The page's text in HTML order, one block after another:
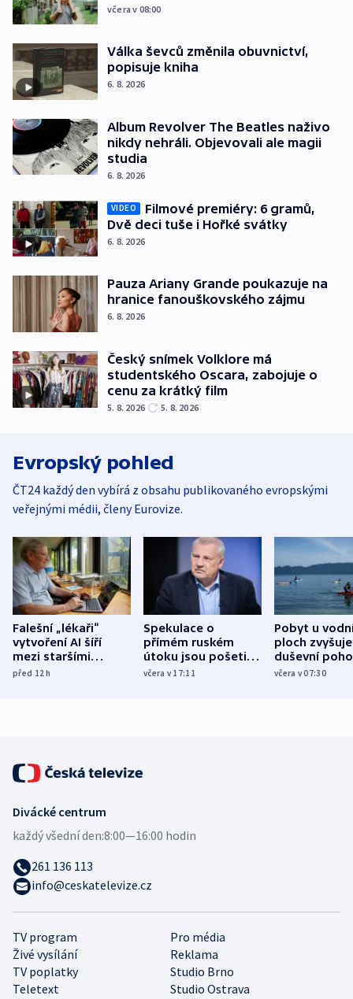
včera v 08:00
Válka ševců změnila obuvnictví,
popisuje kniha
6. 8. 2026
Album Revolver The Beatles naživo
nikdy nehráli. Objevovali ale magii
studia
6. 8. 2026
VIDEO
Filmové premiéry: 6 gramů,
Dvě deci tuše i Hořké svátky
6. 8. 2026
Pauza Ariany Grande poukazuje na
hranice fanouškovského zájmu
6. 8. 2026
Český snímek Volklore má
studentského Oscara, zabojuje o
cenu za krátký film
5. 8. 2026 5. 8. 2026
Evropský pohled
ČT24 každý den vybírá z obsahu publikovaného evropskými
veřejnými médii, členy Eurovize.
Falešní „lékaři“
vytvoření AI šíří
mezi staršími
Poláky nebezpečné
před 12h
Spekulace o
přímém ruském
útoku jsou pošetilé,
míní estonský
včera v 17:11
Pobyt u
ploch zvyšuje
duševní
ukázala
včera v 07:30
TV program
Pro média
Živé vysílání
Reklama
TV poplatky
Studio Brno
Teletext
Studio Ostrava
Divácké centrum
každý všední den:8:00—16:00 hodin
261 136 113
info@ceskatelevize.cz